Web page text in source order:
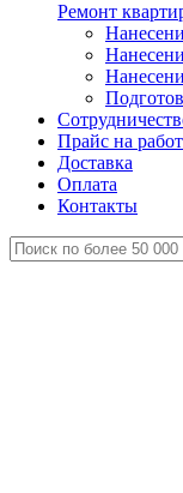
Ремонт
Прайс на
Доставка
Оплата
Контакты